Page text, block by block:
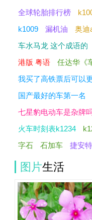
全球轮胎排行榜
k1009
漏机油
奥迪
车水马龙 这个成语的
港版 粤语
任达华《
我买了高铁票后可以
国产最好的车第一名
七星豹电动车是杂牌
火车时刻表k1234
字石
石加车 捷安
图片生活